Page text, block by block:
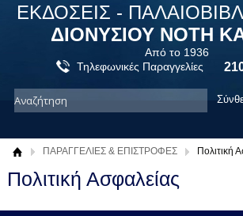
ΕΚΔΟΣΕΙΣ -
ΔΙΟΝΥΣΙΟΥ ΝΟΤΗ
Από το 1936
Τηλεφωνικές Παραγγελίες
ΠΑΡΑΓΓΕΛΙΕΣ & ΕΠΙΣΤΡΟΦΕΣ Πολιτική
Πολιτική Ασφαλείας